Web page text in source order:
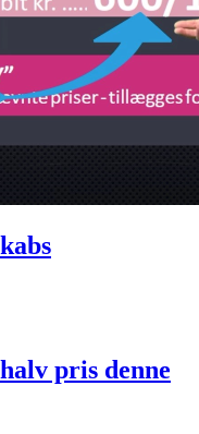
pris denne